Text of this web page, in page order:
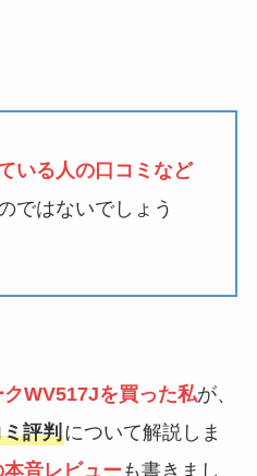
いる人の口コミなど
ではないでしょう
WV517Jを買った私が、
評判について解説しま
音レビュー も書きまし